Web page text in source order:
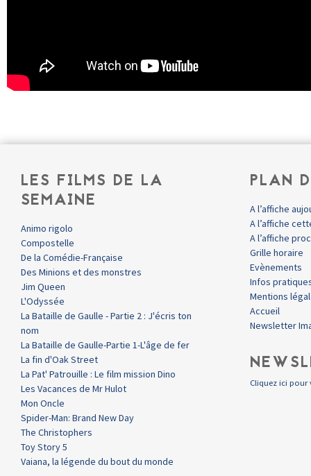
LES FILMS DE LA
SEMAINE
Animo rigolo
Compostelle
De la Comédie-Française
Des Minions et des monstres
Jim Queen
L'Odyssée
La Bataille de Gaulle - Partie 2 : J'écris ton
nom
La Bataille de Gaulle-Partie 1-L'âge de fer
La fin d'Oak Street
La Pat' Patrouille : Le film mission Dino
Les Vacances de Mr Hulot
Mon Oncle
Spider-Man: Brand New Day
The Christophers
Toy Story 5
Vaiana, la légende du bout du monde
PLAN
A l’affiche
A l’affiche
A l’affiche
Grille horaire
Evènements
Infos
Mentions
Accueil
Newsletter
Cliquez ici pour